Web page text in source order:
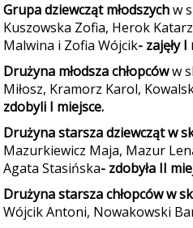
Grupa dziewcząt młodszychw
Kuszowska Zofia, Herok
Malwina i Zofia Wójcik- zajęły I
Drużyna młodsza chłopcóww
Miłosz, Kramorz Karol,
zdobyli I miejsce.
Drużyna starsza dziewcząt w
Mazurkiewicz Maja, Mazur
Agata Stasińska- zdobyła II
Drużyna starsza chłopców w
Wójcik Antoni, Nowakowski